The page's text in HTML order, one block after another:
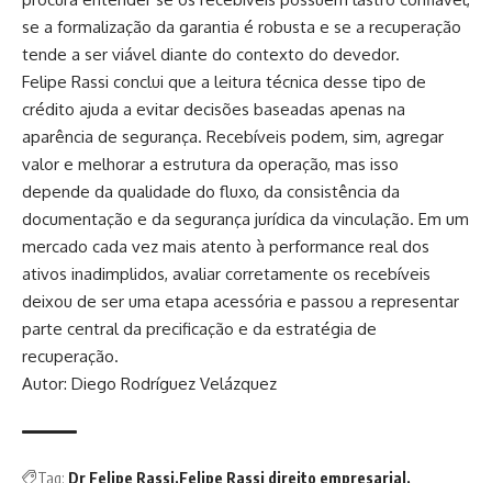
se a formalização da garantia é robusta e se a recuperação
tende a ser viável diante do contexto do devedor.
Felipe Rassi conclui que a leitura técnica desse tipo de
crédito ajuda a evitar decisões baseadas apenas na
aparência de segurança. Recebíveis podem, sim, agregar
valor e melhorar a estrutura da operação, mas isso
depende da qualidade do fluxo, da consistência da
documentação e da segurança jurídica da vinculação. Em um
mercado cada vez mais atento à performance real dos
ativos inadimplidos, avaliar corretamente os recebíveis
deixou de ser uma etapa acessória e passou a representar
parte central da precificação e da estratégia de
recuperação.
Autor: Diego Rodríguez Velázquez
Tag: Dr Felipe Rassi Felipe Rassi direito empresarial